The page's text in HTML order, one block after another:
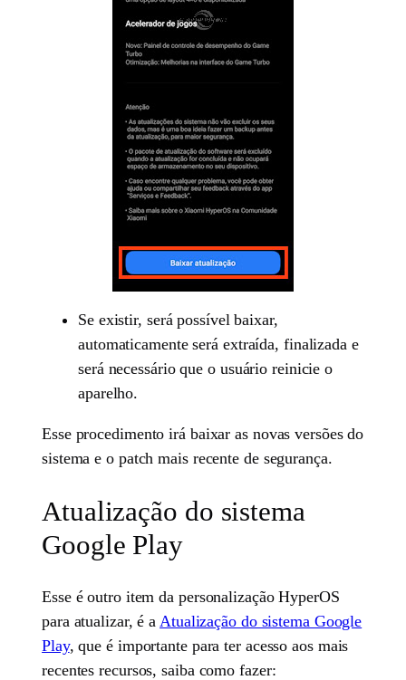
Se existir, será possível baixar,
automaticamente será extraída, finalizada e
será necessário que o usuário reinicie o
aparelho.
Esse procedimento irá baixar as novas versões do
sistema e o patch mais recente de segurança.
Atualização do sistema
Google Play
Esse é outro item da personalização HyperOS
para atualizar, é a Atualização do sistema Google
Play, que é importante para ter acesso aos mais
recentes recursos, saiba como fazer: